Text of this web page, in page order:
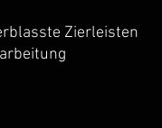
Zierleisten